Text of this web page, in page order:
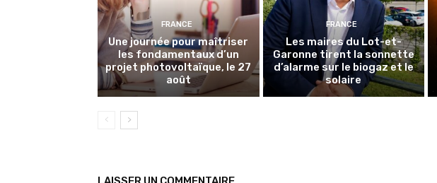
FRANCE
Une journée pour maîtriser
les fondamentaux d’un
projet photovoltaïque, le 27
août
FRANCE
Les maires du Lot-et-
Garonne tirent la sonnette
d’alarme sur le biogaz et le
solaire